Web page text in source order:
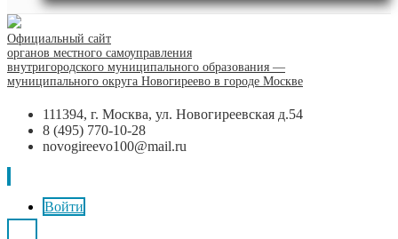
Официальный сайт
органов местного самоуправления
внутригородского муниципального образования —
муниципального округа Новогиреево в городе Москве
111394, г. Москва, ул. Новогиреевская д.54
8 (495) 770-10-28
novogireevo100@mail.ru
Войти